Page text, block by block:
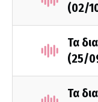
(02/
Τα
(25/
Τα